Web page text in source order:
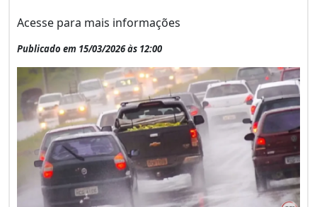
Acesse para mais informações
Publicado em 15/03/2026 às 12:00